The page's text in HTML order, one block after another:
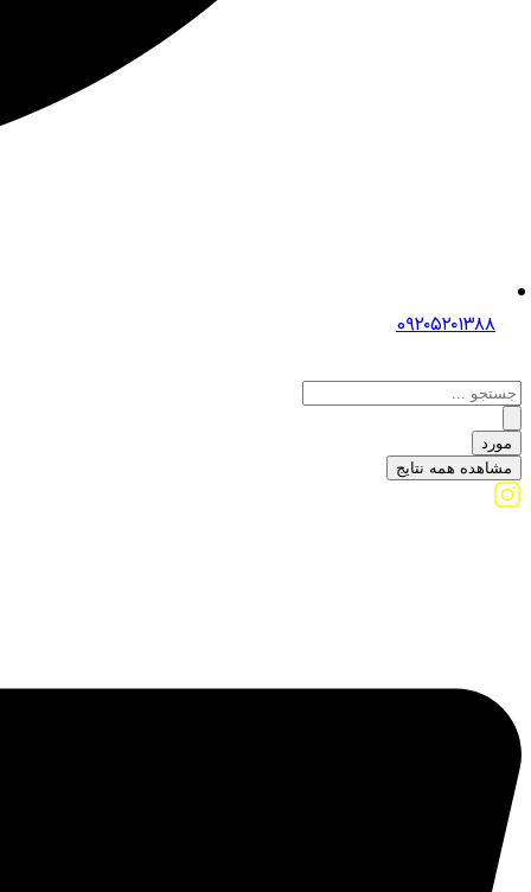
0۹۲۰۵۲۰۱۳۸۸
مورد
مشاهده همه نتایج